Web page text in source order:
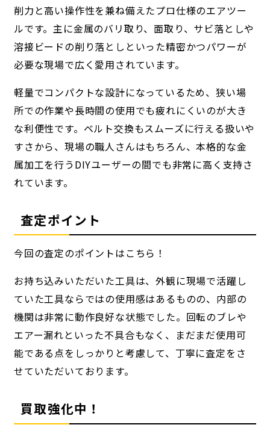
削力と高い操作性を兼ね備えたプロ仕様のエアツー
ルです。主に金属のバリ取り、面取り、サビ落としや
溶接ビードの削り落としといった精密かつパワーが
必要な現場で広く愛用されています。
軽量でコンパクトな設計になっているため、狭い場
所での作業や長時間の使用でも疲れにくいのが大き
な利便性です。ベルト交換もスムーズに行える扱いや
すさから、現場の職人さんはもちろん、本格的な金
属加工を行うDIYユーザーの間でも非常に高く支持さ
れています。
査定ポイント
今回の査定のポイントはこちら！
お持ち込みいただいた工具は、外観に現場で活躍し
ていた工具ならではの使用感はあるものの、内部の
機関は非常に動作良好な状態でした。回転のブレや
エアー漏れといった不具合もなく、まだまだ使用可
能である点をしっかりと考慮して、丁寧に査定をさ
せていただいております。
買取強化中！